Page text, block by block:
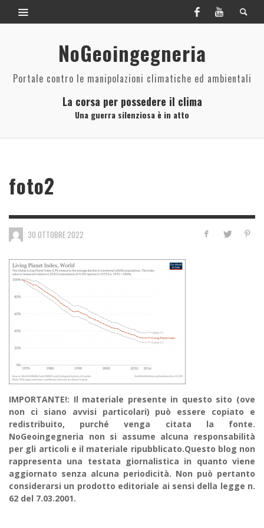
NoGeoingegneria
Portale contro le manipolazioni climatiche ed ambientali
La corsa per possedere il clima
Una guerra silenziosa è in atto
foto2
30 OTTOBRE 2022
IMPORTANTE!: Il materiale presente in questo sito (ove
non ci siano avvisi particolari) può essere copiato e
redistribuito, purché venga citata la fonte.
NoGeoingegneria non si assume alcuna responsabilità
per gli articoli e il materiale ripubblicato.Questo blog non
rappresenta una testata giornalistica in quanto viene
aggiornato senza alcuna periodicità. Non può pertanto
considerarsi un prodotto editoriale ai sensi della legge n.
62 del 7.03.2001.